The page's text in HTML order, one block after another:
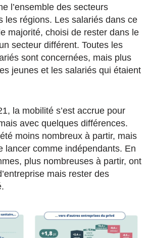
l’ensemble des secteurs
les régions. Les salariés dans ce
majorité, choisi de rester dans le
secteur différent. Toutes les
sont concernées, mais plus
jeunes et les salariés qui étaient
la mobilité s’est accrue pour
avec quelques différences.
moins nombreux à partir, mais
lancer comme indépendants. En
plus nombreuses à partir, ont
mais rester des